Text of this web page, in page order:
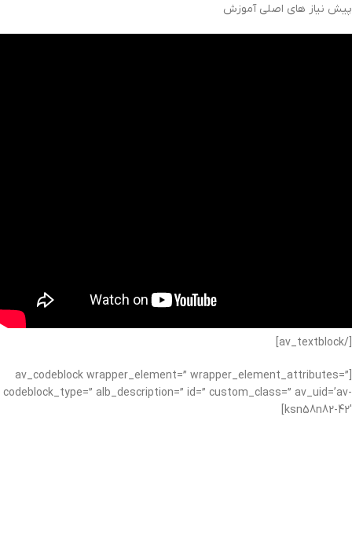
پیش نیاز های اصلی آموزش
[/av_textblock]
[av_codeblock wrapper_element=” wrapper_element_attributes=”
codeblock_type=” alb_description=” id=” custom_class=” av_uid=’av-
ksn58n82-42′]